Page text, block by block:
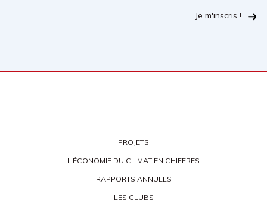
Je m'inscris !
PROJETS
L’ÉCONOMIE DU CLIMAT EN CHIFFRES
RAPPORTS ANNUELS
LES CLUBS